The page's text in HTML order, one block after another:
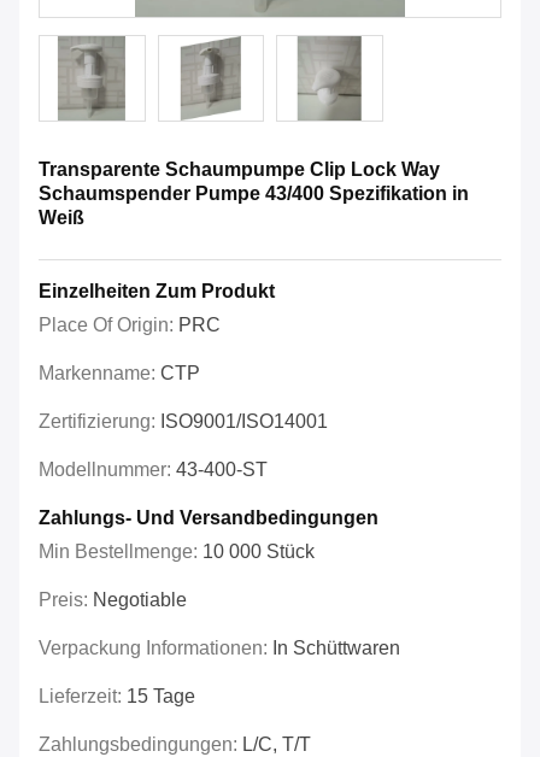
Transparente Schaumpumpe Clip Lock Way
Schaumspender Pumpe 43/400 Spezifikation in
Weiß
Einzelheiten Zum Produkt
Place Of Origin: PRC
Markenname: CTP
Zertifizierung: ISO9001/ISO14001
Modellnummer: 43-400-ST
Zahlungs- Und Versandbedingungen
Min Bestellmenge: 10 000 Stück
Preis: Negotiable
Verpackung Informationen: In Schüttwaren
Lieferzeit: 15 Tage
Zahlungsbedingungen: L/C, T/T